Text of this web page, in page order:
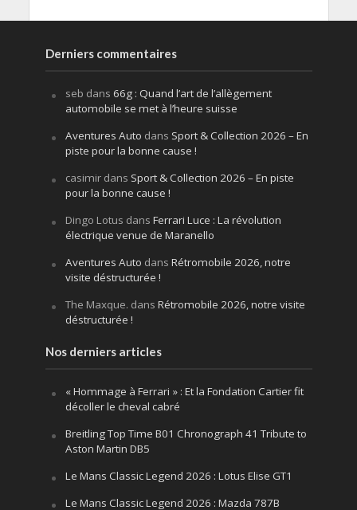
Derniers commentaires
seb dans 66g : Quand l’art de l’allègement
automobile se met à l’heure suisse
Aventures Auto dans Sport & Collection 2026 – En
piste pour la bonne cause !
casimirdans Sport & Collection 2026 – En piste
pour la bonne cause !
Dingo Lotus dans Ferrari Luce : La révolution
électrique venue de Maranello
Aventures Auto dans Rétromobile 2026, notre
visite déstructurée !
The Maxque. dans Rétromobile 2026, notre visite
déstructurée !
Nos derniers articles
« Hommage à Ferrari » : Et la Fondation Cartier fit
décoller le cheval cabré
Breitling Top Time B01 Chronograph 41 Tribute to
Aston Martin DB5
Le Mans Classic Legend 2026 : Lotus Elise GT1
Le Mans Classic Legend 2026 : Mazda 787B